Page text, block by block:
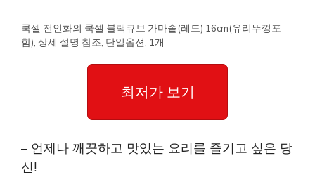
쿡셀 전인화의 쿡셀 블랙큐브 가마솥(레드) 16cm(유리뚜껑포
함), 상세 설명 참조, 단일옵션, 1개
최저가 보기
– 언제나 깨끗하고 맛있는 요리를 즐기고 싶은 당
신!